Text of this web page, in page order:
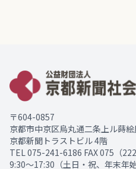
〒604-0857
京都市中京区烏丸通二条上ル蒔
京都新聞トラストビル 4階
TEL 075-241-6186 FAX 075（
9:30～17:30（土日・祝、年末年始